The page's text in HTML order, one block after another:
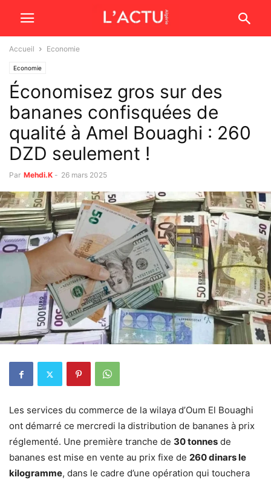
Accueil Economie
Economie
Économisez gros sur des
bananes confisquées de
qualité à Amel Bouaghi : 260
DZD seulement !
Par Mehdi.K - 26 mars 2025
Les services du commerce de la wilaya d’Oum El Bouaghi
ont démarré ce mercredi la distribution de bananes à prix
réglementé. Une première tranche de 30 tonnes de
bananes est mise en vente au prix fixe de 260 dinars le
kilogramme, dans le cadre d’une opération qui touchera